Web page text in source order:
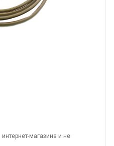
магазина и не